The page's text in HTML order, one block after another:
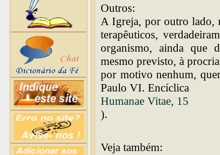
Outros:
A Igreja, por outro lado,
terapêuticos,
organismo, ainda que
mesmo previsto, à
por motivo nenhum,
Paulo VI. Encíclica
Humanae Vitae, 15
).
Veja também: